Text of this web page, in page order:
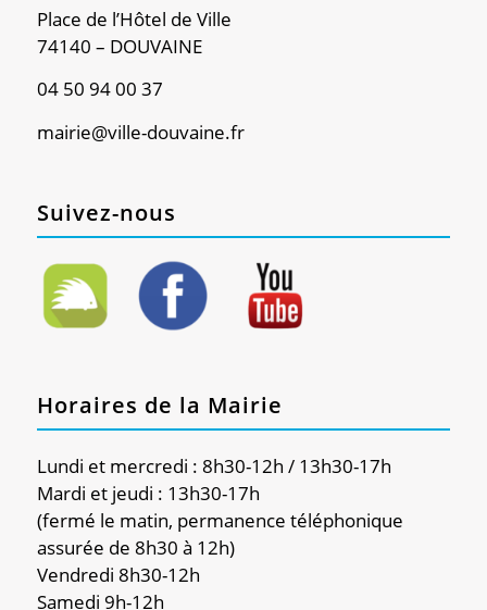
Place de l’Hôtel de Ville
74140 – DOUVAINE
04 50 94 00 37
mairie@ville-douvaine.fr
Suivez-nous
Horaires de la Mairie
Lundi et mercredi : 8h30-12h / 13h30-17h
Mardi et jeudi : 13h30-17h
(fermé le matin, permanence téléphonique
assurée de 8h30 à 12h)
Vendredi 8h30-12h
Samedi 9h-12h